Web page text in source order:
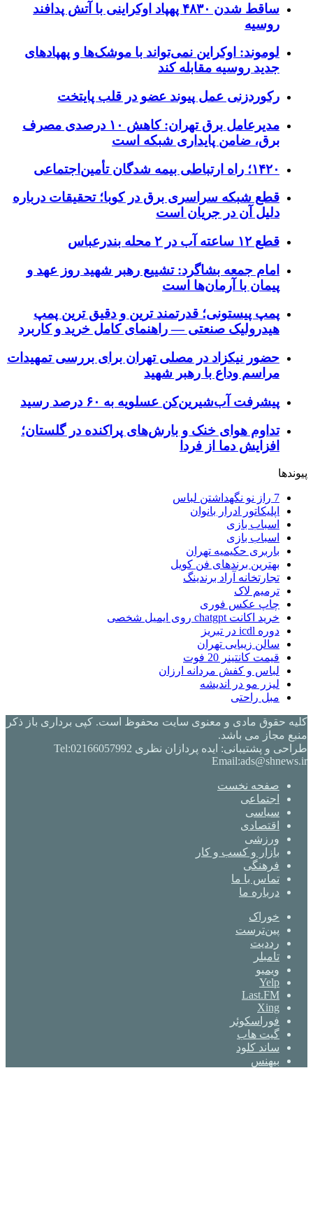
ساقط شدن ۴۸۳۰ پهپاد اوکراینی با آتش پدافند
روسیه
لوموند: اوکراین نمی‌تواند با موشک‌ها و پهپادهای
جدید روسیه مقابله کند
رکوردزنی عمل پیوند عضو در قلب پایتخت
مدیرعامل برق تهران: کاهش ۱۰ درصدی مصرف
برق، ضامن پایداری شبکه است
۱۴۲۰؛ راه ارتباطی بیمه شدگان تأمین‌اجتماعی
قطع شبکه سراسری برق در کوبا؛ تحقیقات درباره
دلیل آن در جریان است
قطع ۱۲ ساعته آب در ۲ محله بندرعباس
امام جمعه بشاگرد: تشییع رهبر شهید روز عهد و
پیمان با آرمان‌ها است
پمپ پیستونی؛ قدرتمند ترین و دقیق‌ ترین پمپ
هیدرولیک صنعتی — راهنمای کامل خرید و کاربرد
حضور نیکزاد در مصلی تهران برای بررسی تمهیدات
مراسم وداع با رهبر شهید
پیشرفت آب‌شیرین‌کن عسلویه به ۶۰ درصد رسید
تداوم هوای خنک و بارش‌های پراکنده در گلستان؛
افزایش دما از فردا
پیوندها
7 راز نو نگهداشتن لباس
اپلیکاتور ادرار بانوان
اسباب بازی
اسباب بازی
باربری حکیمیه تهران
بهترین برندهای فن کویل
تجارتخانه آراد برندینگ
ترمیم لاک
چاپ عکس فوری
خرید اکانت chatgpt روی ایمیل شخصی
دوره icdl در تبریز
سالن زیبایی تهران
قیمت کانتینر 20 فوت
لباس و کفش مردانه ارزان
لیزر مو در اندیشه
مبل راحتی
کلیه حقوق مادی و معنوی سایت محفوظ است. کپی برداری باز ذکر
منبع مجاز می باشد.
طراحی و پشتیبانی: ایده پردازان نظری Tel:02166057992
Email:ads@shnews.ir
صفحه نخست
اجتماعی
سیاسی
اقتصادی
ورزشی
بازار و کسب و کار
فرهنگی
تماس با ما
درباره ما
خوراک
‫پین‌ترست
‫رددیت
‫تامبلر
ویمیو
Yelp
Last.FM
Xing
فوراسکوئر
گیت ‌هاب
ساند کلود
بیهنس